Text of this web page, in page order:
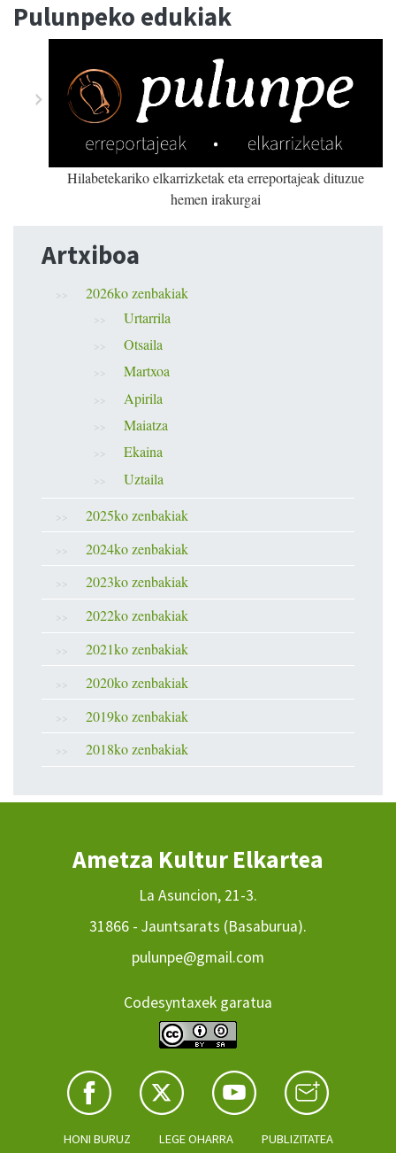
Pulunpeko edukiak
Hilabetekariko elkarrizketak eta erreportajeak dituzue
hemen irakurgai
Artxiboa
2026ko zenbakiak
Urtarrila
Otsaila
Martxoa
Apirila
Maiatza
Ekaina
Uztaila
2025ko zenbakiak
2024ko zenbakiak
2023ko zenbakiak
2022ko zenbakiak
2021ko zenbakiak
2020ko zenbakiak
2019ko zenbakiak
2018ko zenbakiak
Ametza Kultur Elkartea
La Asuncion, 21-3.
31866 - Jauntsarats (Basaburua).
pulunpe@gmail.com
Codesyntaxek garatua
HONI BURUZ LEGE OHARRA PUBLIZITATEA